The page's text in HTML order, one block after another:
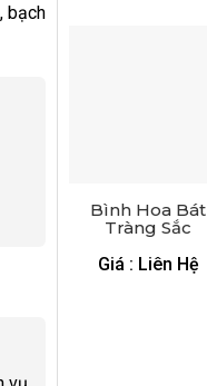
bạch
Bình Hoa Bát
Tràng Sắc
Giá : Liên Hệ